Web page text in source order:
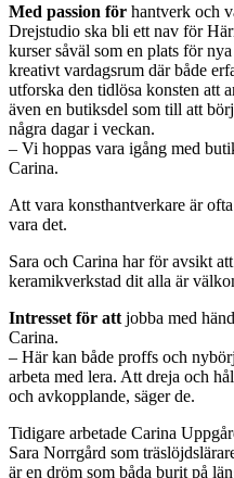
Med passion för hantverk och
Drejstudio ska bli ett nav för
kurser såväl som en plats för
kreativt vardagsrum där både
utforska den tidlösa konsten att
även en butiksdel som till att
några dagar i veckan.
– Vi hoppas vara igång med
Carina.
Att vara konsthantverkare är
vara det.
Sara och Carina har för avsikt
keramikverkstad dit alla är
Intresset för att jobba med
Carina.
– Här kan både proffs och
arbeta med lera. Att dreja och
och avkopplande, säger de.
Tidigare arbetade Carina
Sara Norrgård som
är en dröm som båda burit på